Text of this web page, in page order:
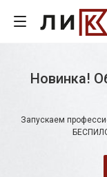
Новинка!
Запускаем